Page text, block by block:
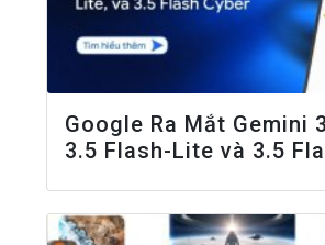
Google Ra Mắt Gemini
3.5 Flash-Lite và 3.5